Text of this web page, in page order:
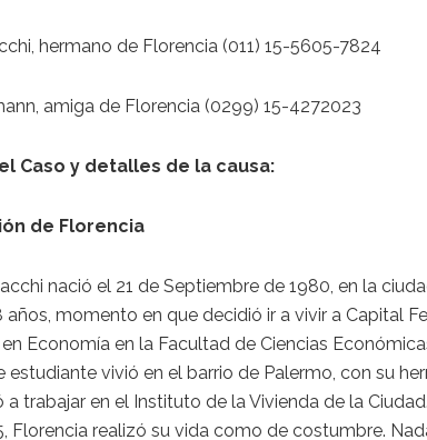
hermano de Florencia (011) 15-5605-7824
amiga de Florencia (0299) 15-4272023
Caso y detalles de la causa:
de Florencia
nació el 21 de Septiembre de 1980, en la
años, momento en que decidió ir a vivir a Capital
Economía en la Facultad de Ciencias
estudiante vivió en el barrio de Palermo, con su
trabajar en el Instituto de la Vivienda de la
Florencia realizó su vida como de costumbre.